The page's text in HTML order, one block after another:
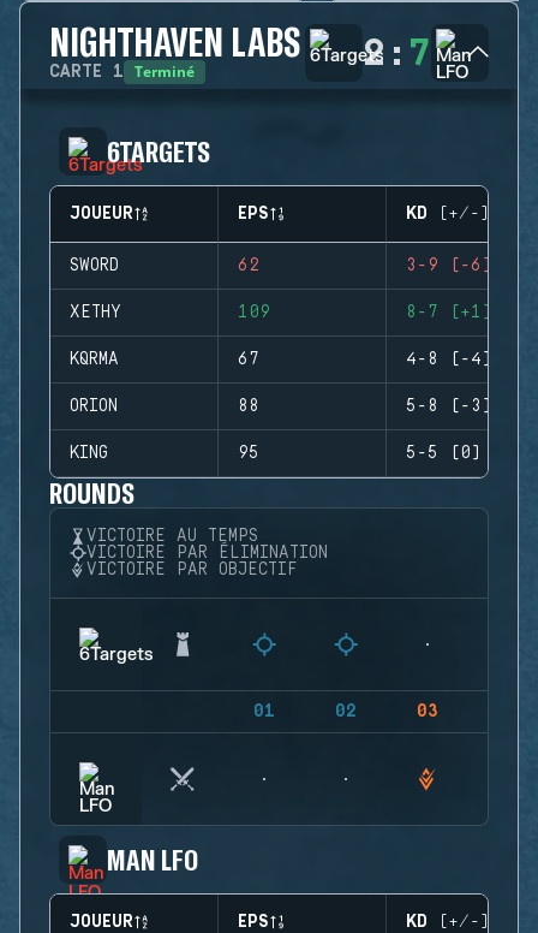
NIGHTHAVEN LABS
CARTE 1 Terminé 2 : 7
6TARGETS
JOUEUR EPS KD (+/-)
SWORD 62 3-9 (-6)
XETHY 109 8-7 (+1)
KQRMA 67 4-8 (-4)
ORION 88 5-8 (-3)
KING 95 5-5 (0)
ROUNDS
VICTOIRE AU TEMPS
VICTOIRE PAR ÉLIMINATION
VICTOIRE PAR OBJECTIF
01 02 03
MAN LFO
JOUEUR EPS KD (+/-)